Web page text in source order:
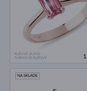
RUŽOVÉ ZLATO
TURMALÍN RUŽOVÝ
NA SKLADE